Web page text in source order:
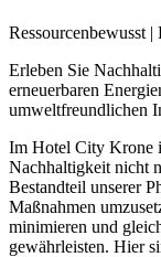
Ressourcenbewusst
Erleben Sie
erneuerbaren
umweltfreundlichen
Im Hotel City Krone
Nachhaltigkeit nicht
Bestandteil unserer
Maßnahmen
minimieren und
gewährleisten. Hier